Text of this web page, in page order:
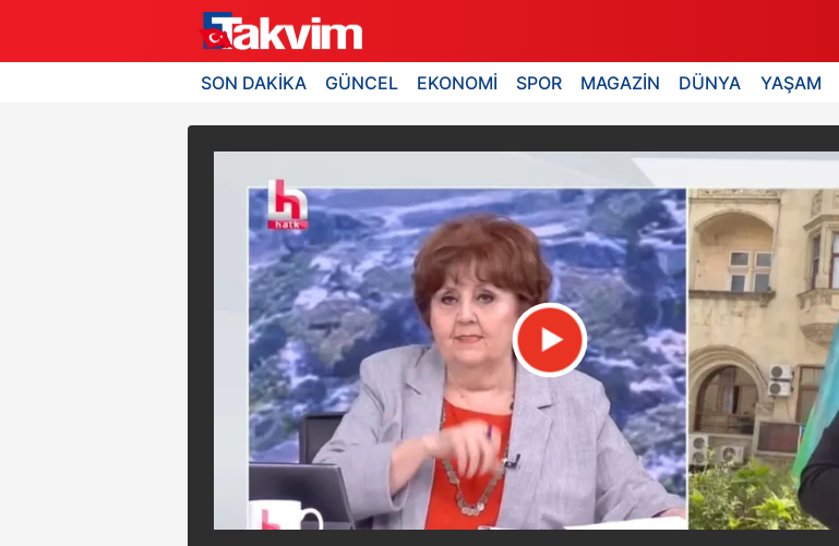
SON DAKİKA GÜNCEL EKONOMİ SPOR MAGAZİN DÜNYA YAŞAM